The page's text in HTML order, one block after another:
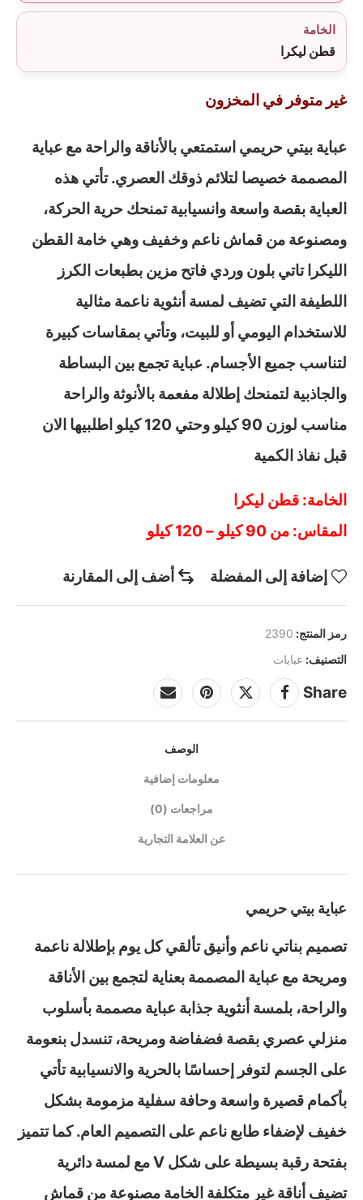
الخامة
قطن ليكرا
غير متوفر في المخزون
عباية بيتي حريمي استمتعي بالأناقة والراحة مع عباية
المصممة خصيصا لتلائم ذوقك العصري. تأتي هذه
العباية بقصة واسعة وانسيابية تمنحك حرية الحركة،
ومصنوعة من قماش ناعم وخفيف وهي خامة القطن
الليكرا تاتي بلون وردي فاتح مزين بطبعات الكرز
اللطيفة التي تضيف لمسة أنثوية ناعمة مثالية
للاستخدام اليومي أو للبيت، وتأتي بمقاسات كبيرة
لتناسب جميع الأجسام. عباية تجمع بين البساطة
والجاذبية لتمنحك إطلالة مفعمة بالأنوثة والراحة
مناسب لوزن 90 كيلو وحتي 120 كيلو اطلبيها الان
قبل نفاذ الكمية
الخامة: قطن ليكرا
المقاس: من 90 كيلو – 120 كيلو
إضافة إلى المفضلة أضف إلى المقارنة
رمز المنتج: 2390
التصنيف: عبايات
Share
الوصف
معلومات إضافية
مراجعات (0)
عن العلامة التجارية
عباية بيتي حريمي
تصميم بناتي ناعم وأنيق تألقي كل يوم بإطلالة ناعمة
ومريحة مع عباية المصممة بعناية لتجمع بين الأناقة
والراحة، بلمسة أنثوية جذابة عباية مصممة بأسلوب
منزلي عصري بقصة فضفاضة ومريحة، تنسدل بنعومة
على الجسم لتوفر إحساسًا بالحرية والانسيابية تأتي
بأكمام قصيرة واسعة وحافة سفلية مزمومة بشكل
خفيف لإضفاء طابع ناعم على التصميم العام. كما تتميز
بفتحة رقبة بسيطة على شكل V مع لمسة دائرية
تضيف أناقة غير متكلفة الخامة مصنوعة من قماش